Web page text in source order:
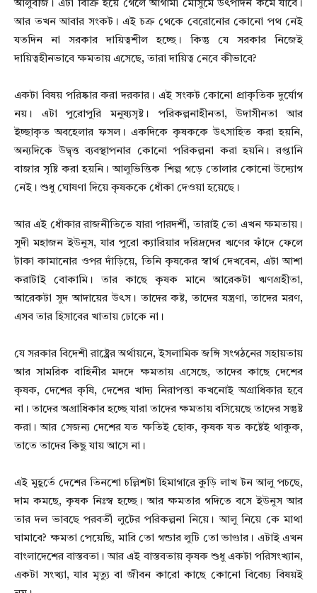
আলুবীজ। এটা বিক্রি হয়ে গেলে আগামী মৌসুমে উৎপাদন কমে যাবে।
আর তখন আবার সংকট। এই চক্র থেকে বেরোনোর কোনো পথ নেই
যতদিন না সরকার দায়িত্বশীল হচ্ছে। কিন্তু যে সরকার নিজেই
দায়িত্বহীনভাবে ক্ষমতায় এসেছে, তারা দায়িত্ব নেবে কীভাবে?
একটা বিষয় পরিষ্কার করা দরকার। এই সংকট কোনো প্রাকৃতিক দুর্যোগ
নয়। এটা পুরোপুরি মনুষ্যসৃষ্ট। পরিকল্পনাহীনতা, উদাসীনতা আর
ইচ্ছাকৃত অবহেলার ফসল। একদিকে কৃষককে উৎসাহিত করা হয়নি,
অন্যদিকে উদ্বৃত্ত ব্যবস্থাপনার কোনো পরিকল্পনা করা হয়নি। রপ্তানি
বাজার সৃষ্টি করা হয়নি। আলুভিত্তিক শিল্প গড়ে তোলার কোনো উদ্যোগ
নেই। শুধু ঘোষণা দিয়ে কৃষককে ধোঁকা দেওয়া হয়েছে।
আর এই ধোঁকার রাজনীতিতে যারা পারদর্শী, তারাই তো এখন ক্ষমতায়।
সুদী মহাজন ইউনুস, যার পুরো ক্যারিয়ার দরিদ্রদের ঋণের ফাঁদে ফেলে
টাকা কামানোর ওপর দাঁড়িয়ে, তিনি কৃষকের স্বার্থ দেখবেন, এটা আশা
করাটাই বোকামি। তার কাছে কৃষক মানে আরেকটা ঋণগ্রহীতা,
আরেকটা সুদ আদায়ের উৎস। তাদের কষ্ট, তাদের যন্ত্রণা, তাদের মরণ,
এসব তার হিসাবের খাতায় ঢোকে না।
যে সরকার বিদেশী রাষ্ট্রের অর্থায়নে, ইসলামিক জঙ্গি সংগঠনের সহায়তায়
আর সামরিক বাহিনীর মদদে ক্ষমতায় এসেছে, তাদের কাছে দেশের
কৃষক, দেশের কৃষি, দেশের খাদ্য নিরাপত্তা কখনোই অগ্রাধিকার হবে
না। তাদের অগ্রাধিকার হচ্ছে যারা তাদের ক্ষমতায় বসিয়েছে তাদের সন্তুষ্ট
করা। আর সেজন্য দেশের যত ক্ষতিই হোক, কৃষক যত কষ্টেই থাকুক,
তাতে তাদের কিছু যায় আসে না।
এই মুহূর্তে দেশের তিনশো চল্লিশটা হিমাগারে কুড়ি লাখ টন আলু পচছে,
দাম কমছে, কৃষক নিঃস্ব হচ্ছে। আর ক্ষমতার গদিতে বসে ইউনুস আর
তার দল ভাবছে পরবর্তী লুটের পরিকল্পনা নিয়ে। আলু নিয়ে কে মাথা
ঘামাবে? ক্ষমতা পেয়েছি, মারি তো গন্ডার লুটি তো ভাণ্ডার। এটাই এখন
বাংলাদেশের বাস্তবতা। আর এই বাস্তবতায় কৃষক শুধু একটা পরিসংখ্যান,
একটা সংখ্যা, যার মৃত্যু বা জীবন কারো কাছে কোনো বিবেচ্য বিষয়ই